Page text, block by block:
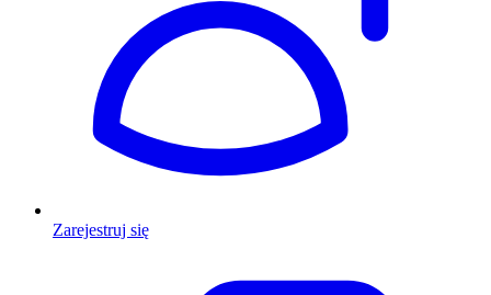
Zarejestruj się